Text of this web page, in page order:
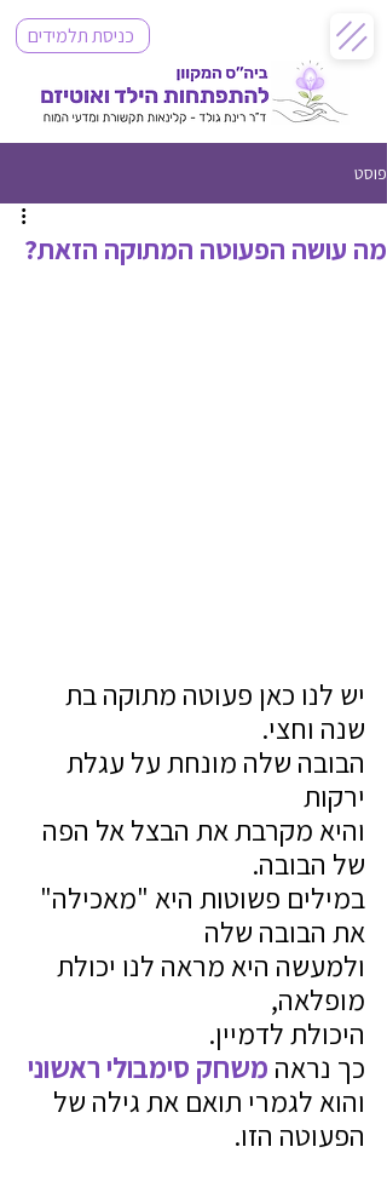
כניסת תלמידים
פוסט
מה עושה הפעוטה המתוקה הזאת?
יש לנו כאן פעוטה מתוקה בת
שנה וחצי.
הבובה שלה מונחת על עגלת
ירקות
והיא מקרבת את הבצל אל הפה
של הבובה.
במילים פשוטות היא "מאכילה"
את הבובה שלה
ולמעשה היא מראה לנו יכולת
מופלאה,
היכולת לדמיין.
כך נראה משחק סימבולי ראשוני
והוא לגמרי תואם את גילה של
הפעוטה הזו.